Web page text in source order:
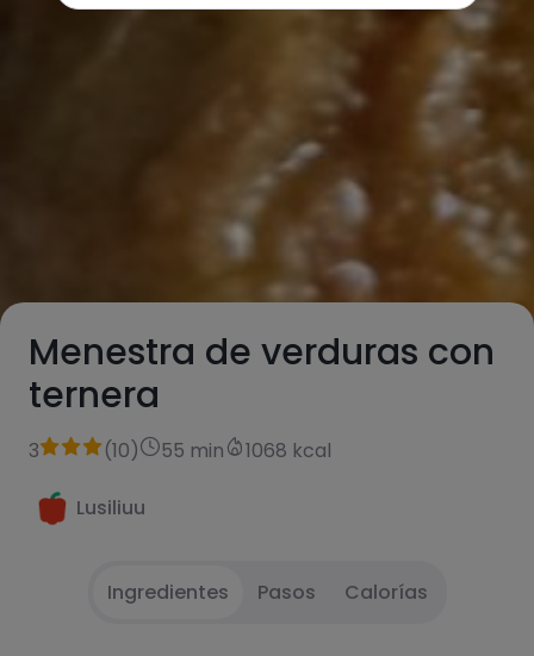
Menestra de verduras con
ternera
3 (10) 55 min 1068 kcal
Lusiliuu
Ingredientes Pasos Calorías